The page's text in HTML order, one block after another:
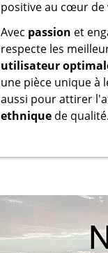
positive au cœur de
Avec passion et
respecte les
utilisateur
une pièce unique à
aussi pour attirer
ethnique de qualité.